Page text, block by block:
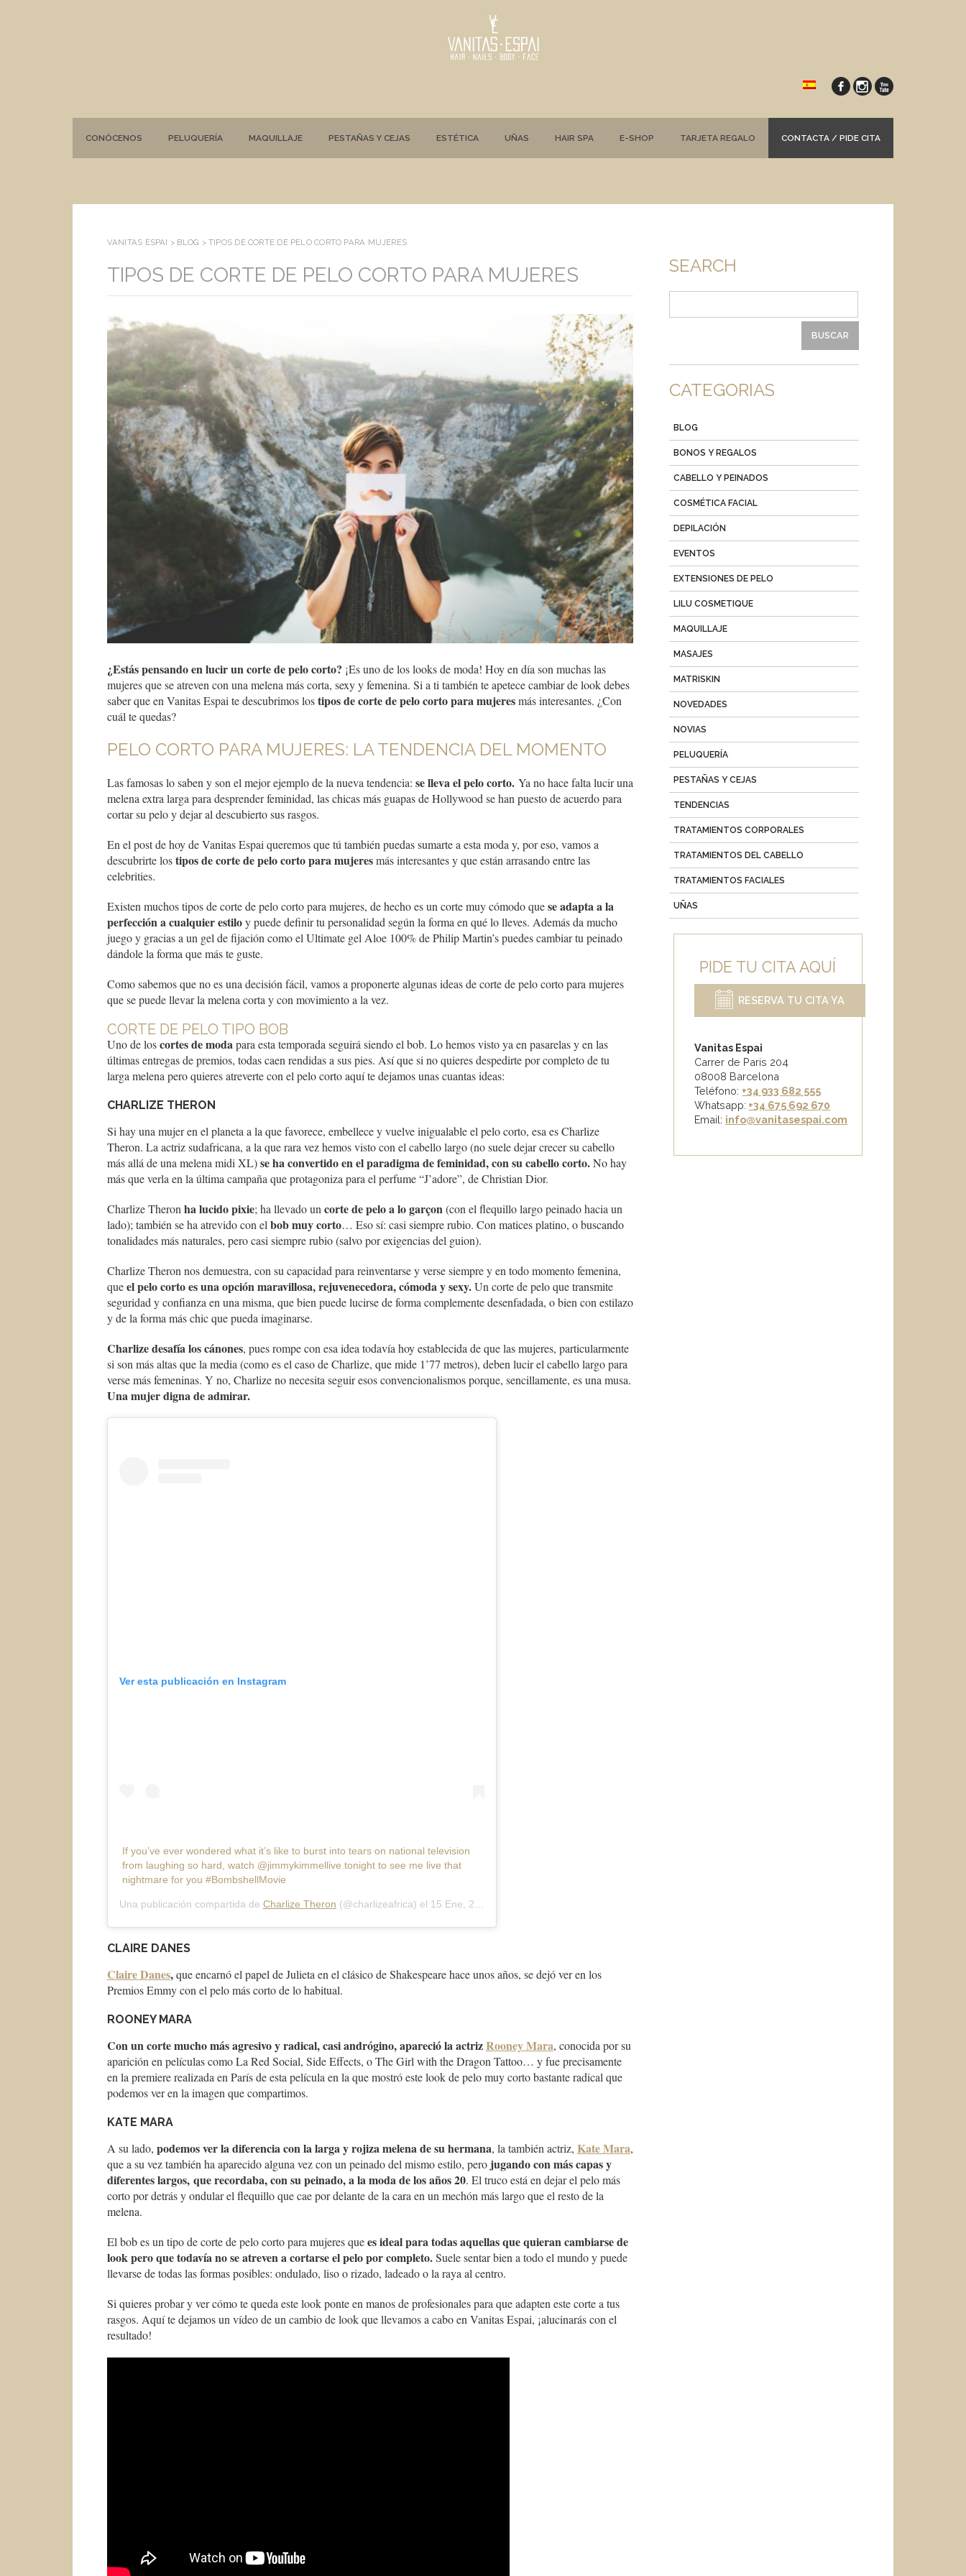
CONÓCENOS PELUQUERÍA MAQUILLAJE PESTAÑAS Y CEJAS ESTÉTICA UÑAS HAIR SPA E-SHOP TARJETA REGALO CONTACTA / PIDE CITA
VANITAS ESPAI > BLOG > TIPOS DE CORTE DE PELO CORTO PARA MUJERES
TIPOS DE CORTE DE PELO CORTO PARA MUJERES
¿Estás pensando en lucir un corte de pelo corto? ¡Es uno de los looks de moda! Hoy en día son muchas las
mujeres que se atreven con una melena más corta, sexy y femenina. Si a ti también te apetece cambiar de look debes
saber que en Vanitas Espai te descubrimos lostipos de corte de pelo corto para mujeresmás interesantes. ¿Con
cuál te quedas?
PELO CORTO PARA MUJERES: LA TENDENCIA DEL MOMENTO
Las famosas lo saben y son el mejor ejemplo de la nueva tendencia: se lleva el pelo corto. Ya no hace falta lucir una
melena extra larga para desprender feminidad, las chicas más guapas de Hollywood se han puesto de acuerdo para
cortar su pelo y dejar al descubierto sus rasgos.
En el post de hoy de Vanitas Espai queremos que tú también puedas sumarte a esta moda y, por eso, vamos a
descubrirte lostipos de corte de pelo corto para mujeresmás interesantes y que están arrasando entre las
celebrities.
Existen muchos tipos de corte de pelo corto para mujeres, de hecho es un corte muy cómodo quese adapta a la
perfección a cualquier estiloy puede definir tu personalidad según la forma en qué lo lleves. Además da mucho
juego y gracias a un gel de fijación como el Ultimate gel Aloe 100% de Philip Martin’s puedes cambiar tu peinado
dándole la forma que más te guste.
Como sabemos que no es una decisión fácil, vamos a proponerte algunas ideas de corte de pelo corto para mujeres
que se puede llevar la melena corta y con movimiento a la vez.
CORTE DE PELO TIPO BOB
Uno de loscortes de moda para esta temporada seguirá siendo el bob. Lo hemos visto ya en pasarelas y en las
últimas entregas de premios, todas caen rendidas a sus pies. Así que si no quieres despedirte por completo de tu
larga melena pero quieres atreverte con el pelo corto aquí te dejamos unas cuantas ideas:
CHARLIZE THERON
Si hay una mujer en el planeta a la que favorece, embellece y vuelve inigualable el pelo corto, esa es Charlize
Theron. La actriz sudafricana, a la que rara vez hemos visto con el cabello largo (no suele dejar crecer su cabello
más allá de una melena midi XL)se ha convertido en el paradigma de feminidad, con su cabello corto.No hay
más que verla en la última campaña que protagoniza para el perfume “J’adore”, de Christian Dior.
Charlize Theron ha lucido pixie; ha llevado un corte de pelo a lo garçon(con el flequillo largo peinado hacia un
lado); también se ha atrevido con el bob muy corto… Eso sí: casi siempre rubio. Con matices platino, o buscando
tonalidades más naturales, pero casi siempre rubio (salvo por exigencias del guion).
Charlize Theron nos demuestra, con su capacidad para reinventarse y verse siempre y en todo momento femenina,
queel pelo corto es una opción maravillosa, rejuvenecedora, cómoda y sexy.Un corte de pelo que transmite
seguridad y confianza en una misma, que bien puede lucirse de forma complemente desenfadada, o bien con estilazo
y de la forma más chic que pueda imaginarse.
Charlize desafía los cánones, pues rompe con esa idea todavía hoy establecida de que las mujeres, particularmente
si son más altas que la media (como es el caso de Charlize, que mide 1’77 metros), deben lucir el cabello largo para
verse más femeninas. Y no, Charlize no necesita seguir esos convencionalismos porque, sencillamente, es una musa.
Una mujer digna de admirar.
Ver esta publicación en Instagram
If you’ve ever wondered what it’s like to burst into tears on national television
from laughing so hard, watch @jimmykimmellive tonight to see me live that
nightmare for you #BombshellMovie
Una publicación compartida de Charlize Theron (@charlizeafrica) el 15 Ene, 2020 a las 7:43 PST
CLAIRE DANES
Claire Danes,que encarnó el papel de Julieta en el clásico de Shakespeare hace unos años, se dejó ver en los
Premios Emmy con el pelo más corto de lo habitual.
ROONEY MARA
Con un corte mucho más agresivo y radical, casi andrógino, apareció la actrizRooney Mara, conocida por su
aparición en películas como La Red Social, Side Effects, o The Girl with the Dragon Tattoo… y fue precisamente
en la premiere realizada en París de esta película en la que mostró este look de pelo muy corto bastante radical que
podemos ver en la imagen que compartimos.
KATE MARA
A su lado, podemos ver la diferencia con la larga y rojiza melena de su hermana, la también actriz, Kate Mara,
que a su vez también ha aparecido alguna vez con un peinado del mismo estilo, perojugando con más capas y
diferentes largos, que recordaba, con su peinado, a la moda de los años 20. El truco está en dejar el pelo más
corto por detrás y ondular el flequillo que cae por delante de la cara en un mechón más largo que el resto de la
melena.
El bob es un tipo de corte de pelo corto para mujeres quees ideal para todas aquellas que quieran cambiarse de
look pero que todavía no se atreven a cortarse el pelo por completo.Suele sentar bien a todo el mundo y puede
llevarse de todas las formas posibles: ondulado, liso o rizado, ladeado o la raya al centro.
Si quieres probar y ver cómo te queda este look ponte en manos de profesionales para que adapten este corte a tus
rasgos. Aquí te dejamos un vídeo de un cambio de look que llevamos a cabo en Vanitas Espai, ¡alucinarás con el
resultado!
SEARCH
CATEGORIAS
BLOG
BONOS Y REGALOS
CABELLO Y PEINADOS
COSMÉTICA FACIAL
DEPILACIÓN
EVENTOS
EXTENSIONES DE PELO
LILU COSMETIQUE
MAQUILLAJE
MASAJES
MATRISKIN
NOVEDADES
NOVIAS
PELUQUERÍA
PESTAÑAS Y CEJAS
TENDENCIAS
TRATAMIENTOS CORPORALES
TRATAMIENTOS DEL CABELLO
TRATAMIENTOS FACIALES
UÑAS
PIDE TU CITA AQUÍ
RESERVA TU CITA YA
Vanitas Espai
Carrer de Paris 204
08008 Barcelona
Teléfono: +34 933 682 555
Whatsapp: +34 675 692 670
Email: info@vanitasespai.com